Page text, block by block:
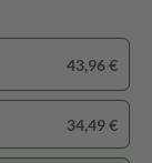
43,96 €
34,49 €